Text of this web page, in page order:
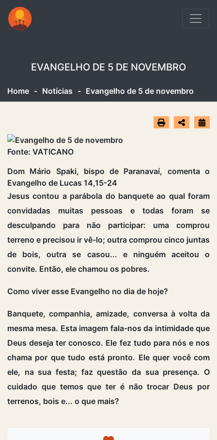
EVANGELHO DE 5 DE NOVEMBRO
Home - Notícias - Evangelho de 5 de novembro
Fonte: VATICANO
Dom Mário Spaki, bispo de Paranavaí, comenta o
Evangelho de Lucas 14,15-24
Jesus contou a parábola do banquete ao qual foram
convidadas muitas pessoas e todas foram se
desculpando para não participar: uma comprou
terreno e precisou ir vê-lo; outra comprou cinco juntas
de bois, outra se casou... e ninguém aceitou o
convite. Então, ele chamou os pobres.
Como viver esse Evangelho no dia de hoje?
Banquete, companhia, amizade, conversa à volta da
mesma mesa. Esta imagem fala-nos da intimidade que
Deus deseja ter conosco. Ele fez tudo para nós e nos
chama por que tudo está pronto. Ele quer você com
ele, na sua festa; faz questão da sua presença. O
cuidado que temos que ter é não trocar Deus por
terrenos, bois e... o que mais?